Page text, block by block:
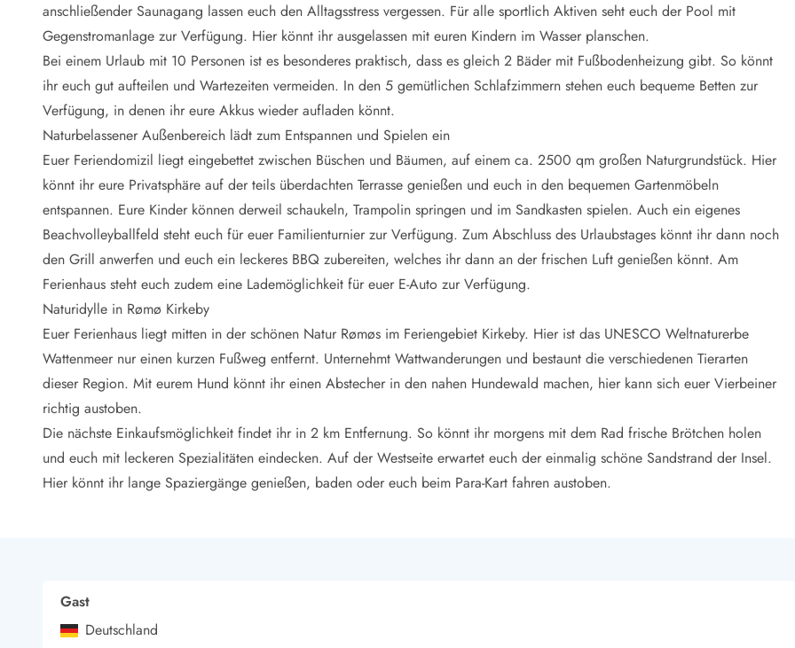
Vorteile bei uns
Reisecurity
Esmark KidsVIP
Esmark VIP - Partnervorteile und Rabatte
Preisgarantie
Keine Kaution
Gästebewertungen
Gratis WLAN
We love people
Esmark VIP Partnervorteile
Esmark KidsVIP
LEGOLAND® Rabatt
Urlaub mit Kindern
Urlaub mit Hund
Urlaub am Strand
Urlaub in der Natur
Finde Bernstein am Strand
Indoorspielländer in Dänemark
Zoos und Tierparks in Dänemark
Freizeitparks in Dänemark
Schwimmhallen und Badeländer
Golfen in Dänemark
anschließender Saunagang lassen euch den Alltagsstress vergessen. Für alle sportlich Aktiven seht euch der Pool mit
Gegenstromanlage zur Verfügung. Hier könnt ihr ausgelassen mit euren Kindern im Wasser planschen.
Bei einem Urlaub mit 10 Personen ist es besonderes praktisch, dass es gleich 2 Bäder mit Fußbodenheizung gibt. So könnt
ihr euch gut aufteilen und Wartezeiten vermeiden. In den 5 gemütlichen Schlafzimmern stehen euch bequeme Betten zur
Verfügung, in denen ihr eure Akkus wieder aufladen könnt.
Naturbelassener Außenbereich lädt zum Entspannen und Spielen ein
Euer Feriendomizil liegt eingebettet zwischen Büschen und Bäumen, auf einem ca. 2500 qm großen Naturgrundstück. Hier
könnt ihr eure Privatsphäre auf der teils überdachten Terrasse genießen und euch in den bequemen Gartenmöbeln
entspannen. Eure Kinder können derweil schaukeln, Trampolin springen und im Sandkasten spielen. Auch ein eigenes
Beachvolleyballfeld steht euch für euer Familienturnier zur Verfügung. Zum Abschluss des Urlaubstages könnt ihr dann noch
den Grill anwerfen und euch ein leckeres BBQ zubereiten, welches ihr dann an der frischen Luft genießen könnt. Am
Ferienhaus steht euch zudem eine Lademöglichkeit für euer E-Auto zur Verfügung.
Naturidylle in Rømø Kirkeby
Euer Ferienhaus liegt mitten in der schönen Natur Rømøs im Feriengebiet Kirkeby. Hier ist das UNESCO Weltnaturerbe
Wattenmeer nur einen kurzen Fußweg entfernt. Unternehmt Wattwanderungen und bestaunt die verschiedenen Tierarten
dieser Region. Mit eurem Hund könnt ihr einen Abstecher in den nahen Hundewald machen, hier kann sich euer Vierbeiner
richtig austoben.
Die nächste Einkaufsmöglichkeit findet ihr in 2 km Entfernung. So könnt ihr morgens mit dem Rad frische Brötchen holen
und euch mit leckeren Spezialitäten eindecken. Auf der Westseite erwartet euch der einmalig schöne Sandstrand der Insel.
Hier könnt ihr lange Spaziergänge genießen, baden oder euch beim Para-Kart fahren austoben.
Gast
Deutschland